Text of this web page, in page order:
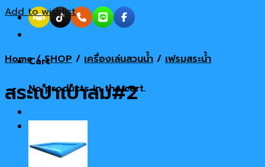
Cart
No products in the cart.
Add to wishlist
Home / SHOP / เครื่องเล่นสวนน้ำ / เฟรมสระน้ำ
สระเป่าเป่าลม#2